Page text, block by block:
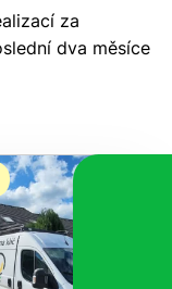
za
dva měsíce